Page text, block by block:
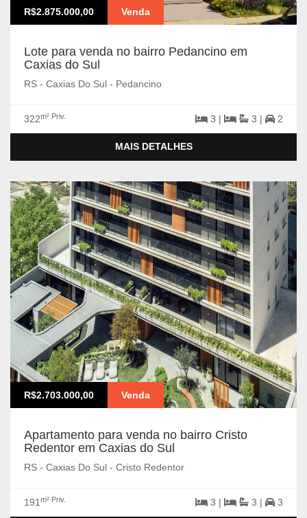
R$2.875.000,00 Venda
Lote para venda no bairro Pedancino em
Caxias do Sul
RS - Caxias Do Sul - Pedancino
322m² Priv. 3 | 3 | 2
MAIS DETALHES
R$2.703.000,00 Venda
Apartamento para venda no bairro Cristo
Redentor em Caxias do Sul
RS - Caxias Do Sul - Cristo Redentor
191 m² Priv. 3 | 3 | 3